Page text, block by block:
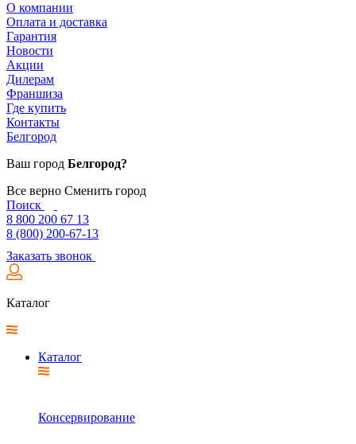
О компании
Оплата и доставка
Гарантия
Новости
Акции
Дилерам
Франшиза
Где купить
Контакты
Белгород
Ваш город Белгород?
Все верно Сменить город
Поиск
8 800 200 67 13
8 (800) 200-67-13
Заказать звонок
Каталог
Каталог
Консервирование